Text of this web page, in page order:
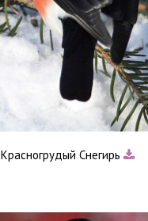
Красногрудый Снегирь